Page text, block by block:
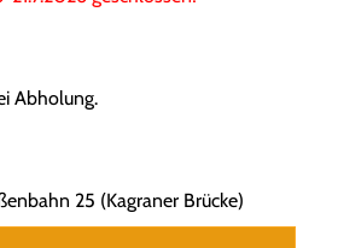
Abholung.
25 (Kagraner Brücke)